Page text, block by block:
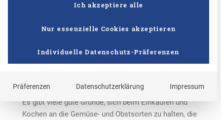
Frische genießen mit den
Jahreszeiten
Es gibt viele gute Gründe, sich beim Einkaufen und
Kochen an die Gemüse- und Obstsorten zu halten, die
Ich akzeptiere alle
Nur essenzielle Cookies akzeptieren
Individuelle Datenschutz-Präferenzen
Präferenzen Datenschutzerklärung Impressum